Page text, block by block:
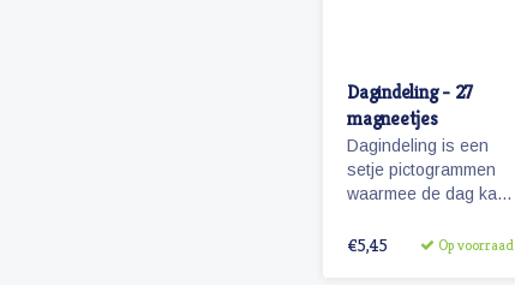
Dagindeling - 27
magneetjes
Dagindeling is een
setje pictogrammen
waarmee de dag kan
onderverdeeld en
€5,45 Op voorraad